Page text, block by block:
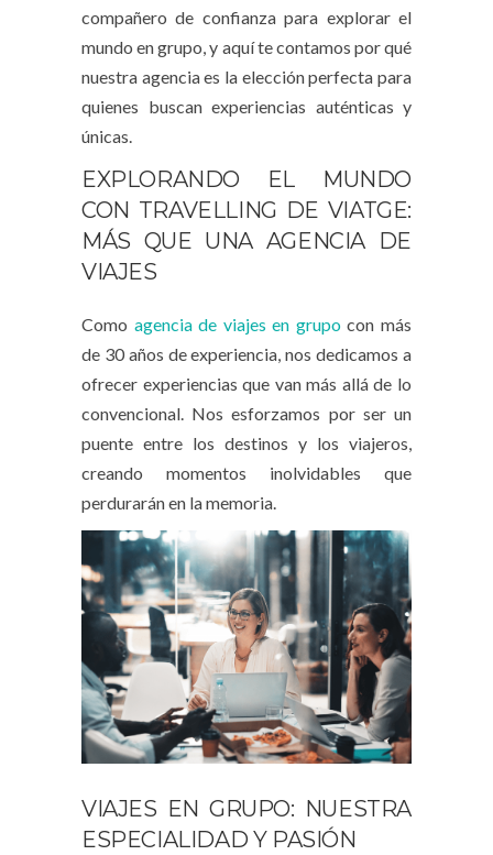
compañero de confianza para explorar el
mundo en grupo, y aquí te contamos por qué
nuestra agencia es la elección perfecta para
quienes buscan experiencias auténticas y
únicas.
EXPLORANDO EL MUNDO
CON TRAVELLING DE VIATGE:
MÁS QUE UNA AGENCIA DE
VIAJES
Como agencia de viajes en grupocon más
de 30 años de experiencia, nos dedicamos a
ofrecer experiencias que van más allá de lo
convencional. Nos esforzamos por ser un
puente entre los destinos y los viajeros,
creando momentos inolvidables que
perdurarán en la memoria.
VIAJES EN GRUPO: NUESTRA
ESPECIALIDAD Y PASIÓN